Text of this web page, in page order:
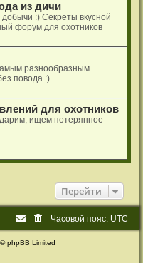
из дичи
:) Секреты вкусной
форум для охотников
разнообразным
повода :)
для охотников
ищем потерянное-
Перейти
Часовой пояс: UTC
phpBB Limited